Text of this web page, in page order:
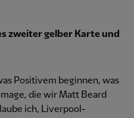
zweiter gelber Karte und
Positivem beginnen, was
die wir Matt Beard
ich, Liverpool-